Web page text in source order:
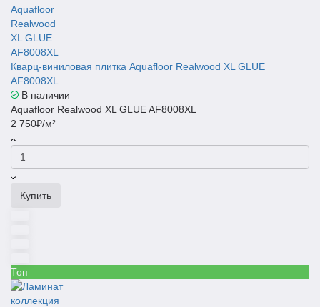
Кварц-виниловая плитка Aquafloor Realwood XL GLUE
AF8008XL
В наличии
Aquafloor Realwood XL GLUE AF8008XL
2 750₽/м²
Купить
Топ